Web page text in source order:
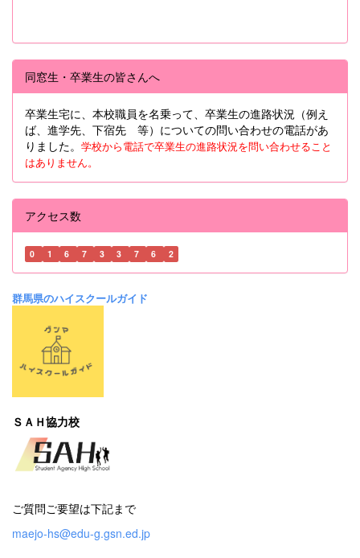
同窓生・卒業生の皆さんへ
卒業生宅に、本校職員を名乗って、卒業生の進路状況（例え
ば、進学先、下宿先 等）についての問い合わせの電話があ
りました。 学校から電話で卒業生の進路状況を問い合わせること
はありません。
アクセス数
0 1 6 7 3 3 7 6 2
群馬県のハイスクールガイド
ＳＡＨ協力校
ご質問ご要望は下記まで
maejo-hs@edu-g.gsn.ed.jp